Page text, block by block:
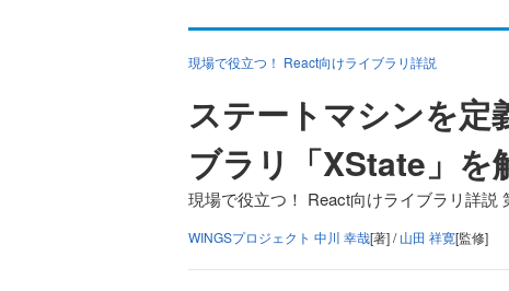
現場で役立つ！ React向けライブラリ詳説
ステートマシンを定
ブラリ「XState」を
現場で役立つ！ React向けライブラリ詳説
WINGSプロジェクト 中川 幸哉[著] /山田 祥寛[監修]